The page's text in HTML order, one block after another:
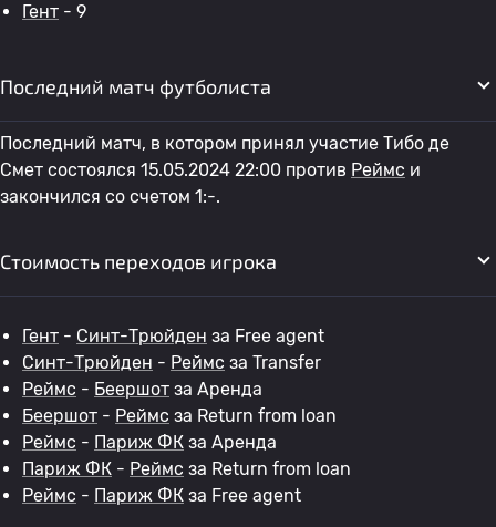
Гент - 9
Последний матч футболиста
Последний матч, в котором принял участие Тибо де
Смет состоялся 15.05.2024 22:00 против Реймс и
закончился со счетом 1:-.
Стоимость переходов игрока
Гент - Синт-Трюйден за Free agent
Синт-Трюйден - Реймс за Transfer
Реймс - Беершот за Аренда
Беершот - Реймс за Return from loan
Реймс - Париж ФК за Аренда
Париж ФК - Реймс за Return from loan
Реймс - Париж ФК за Free agent